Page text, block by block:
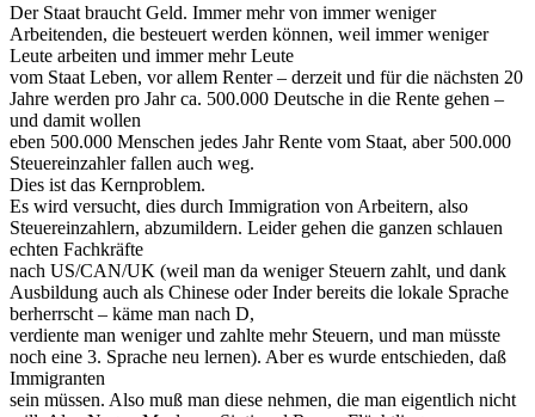
Der Staat braucht Geld. Immer mehr von immer weniger
Arbeitenden, die besteuert werden können, weil immer weniger
Leute arbeiten und immer mehr Leute
vom Staat Leben, vor allem Renter – derzeit und für die nächsten 20
Jahre werden pro Jahr ca. 500.000 Deutsche in die Rente gehen –
und damit wollen
eben 500.000 Menschen jedes Jahr Rente vom Staat, aber 500.000
Steuereinzahler fallen auch weg.
Dies ist das Kernproblem.
Es wird versucht, dies durch Immigration von Arbeitern, also
Steuereinzahlern, abzumildern. Leider gehen die ganzen schlauen
echten Fachkräfte
nach US/CAN/UK (weil man da weniger Steuern zahlt, und dank
Ausbildung auch als Chinese oder Inder bereits die lokale Sprache
berherrscht – käme man nach D,
verdiente man weniger und zahlte mehr Steuern, und man müsste
noch eine 3. Sprache neu lernen). Aber es wurde entschieden, daß
Immigranten
sein müssen. Also muß man diese nehmen, die man eigentlich nicht